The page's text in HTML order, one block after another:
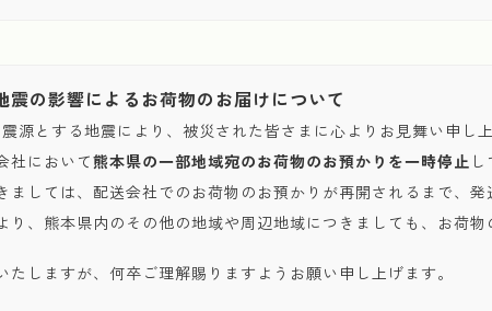
の影響によるお荷物のお届けについて
源とする地震により、被災された皆さまに心よりお見舞い申し上
社において熊本県の一部地域宛のお荷物のお預かりを一時停止
しては、配送会社でのお荷物のお預かりが再開されるまで、発
り、熊本県内のその他の地域や周辺地域につきましても、お荷
しますが、何卒ご理解賜りますようお願い申し上げます。